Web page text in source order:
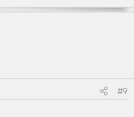
#9